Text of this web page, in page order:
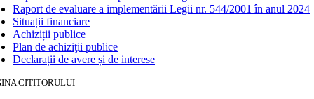
Raport de evaluare a implementării Legii nr. 544/2001 în anul 2024
Situații financiare
Achiziții publice
Plan de achiziţii publice
Declarații de avere și de interese
CITITORULUI